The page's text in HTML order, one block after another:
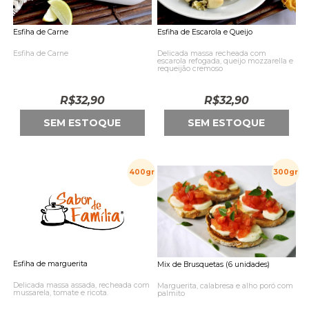
Esfiha de Carne
Esfiha de Carne
R$32,90
SEM ESTOQUE
Esfiha de Escarola e Queijo
Delicada massa recheada com
escarola refogada, queijo mozzarella e
requeijão cremoso
R$32,90
SEM ESTOQUE
400gr
Esfiha de marguerita
Delicada massa assada, recheada com
mussarela, tomate e ricota.
300gr
Mix de Brusquetas (6 unidades)
Marguerita, calabresa e alho poró com
palmito